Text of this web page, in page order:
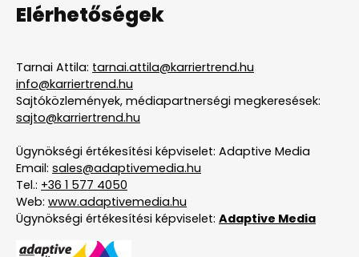
Elérhetőségek
Tarnai Attila: tarnai.attila@karriertrend.hu
info@karriertrend.hu
Sajtóközlemények, médiapartnerségi megkeresések:
sajto@karriertrend.hu
Ügynökségi értékesítési képviselet: Adaptive Media
Email: sales@adaptivemedia.hu
Tel.: +36 1 577 4050
Web: www.adaptivemedia.hu
Ügynökségi értékesítési képviselet: Adaptive Media